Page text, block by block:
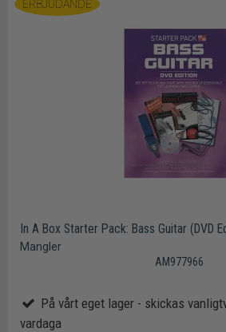
ERBJUDANDE
In A Box Starter Pack: Bass Guitar (DVD
Mangler
AM977966
På vårt eget lager - skickas
vardaga